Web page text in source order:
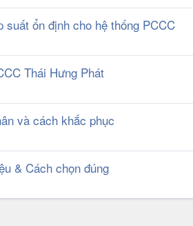
ổn định cho hệ thống PCCC
Thái Hưng Phát
và cách khắc phục
& Cách chọn đúng